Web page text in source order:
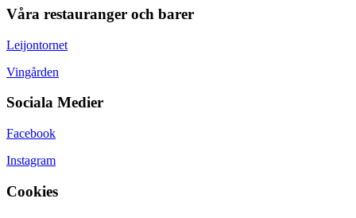
Våra restauranger och barer
Leijontornet
Vingården
Sociala Medier
Facebook
Instagram
Cookies